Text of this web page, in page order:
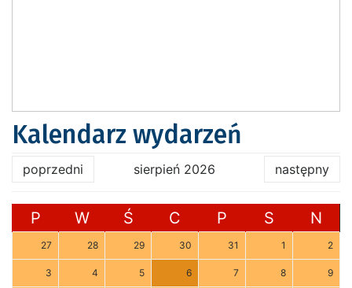
Kalendarz wydarzeń
poprzedni sierpień 2026 następny
P W Ś C P S N
27 28 29 30 31 1 2
3 4 5 6 7 8 9